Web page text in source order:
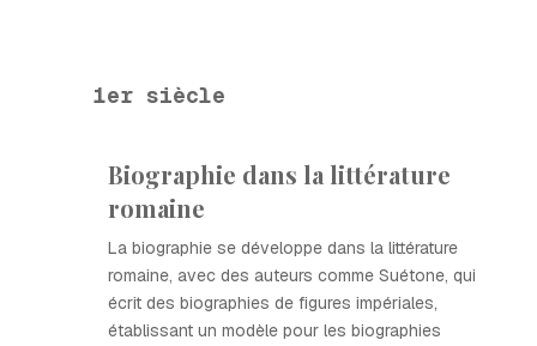
1er siècle
Biographie dans la littérature
romaine
La biographie se développe dans la littérature
romaine, avec des auteurs comme Suétone, qui
écrit des biographies de figures impériales,
établissant un modèle pour les biographies